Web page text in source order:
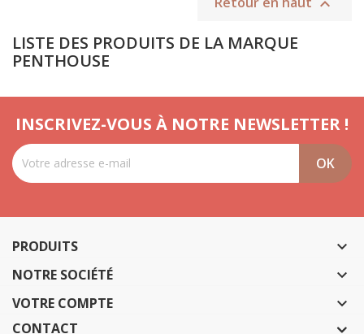
LISTE DES PRODUITS DE LA MARQUE
PENTHOUSE
INSCRIVEZ-VOUS À NOTRE NEWSLETTER !
PRODUITS 
NOTRE SOCIÉTÉ 
VOTRE COMPTE 
CONTACT